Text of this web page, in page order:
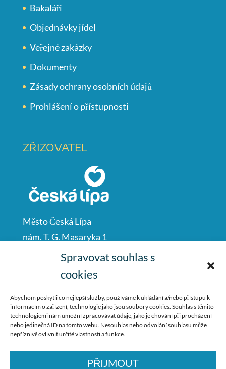
Spravovat souhlas s
cookies
Abychom poskytli co nejlepší služby, používáme k ukládání a/nebo přístupu k
informacím o zařízení, technologie jako jsou soubory cookies. Souhlas s těmito
technologiemi nám umožní zpracovávat údaje, jako je chování při procházení
nebo jedinečná ID na tomto webu. Nesouhlas nebo odvolání souhlasu může
nepříznivě ovlivnit určité vlastnosti a funkce.
PŘIJMOUT
Bakaláři
Objednávky jídel
Veřejné zakázky
Dokumenty
Zásady ochrany osobních údajů
Prohlášení o přístupnosti
ZŘIZOVATEL
Město Česká Lípa
nám. T. G. Masaryka 1
Česká Lípa
487 881 111
podatelna@mucl.cz